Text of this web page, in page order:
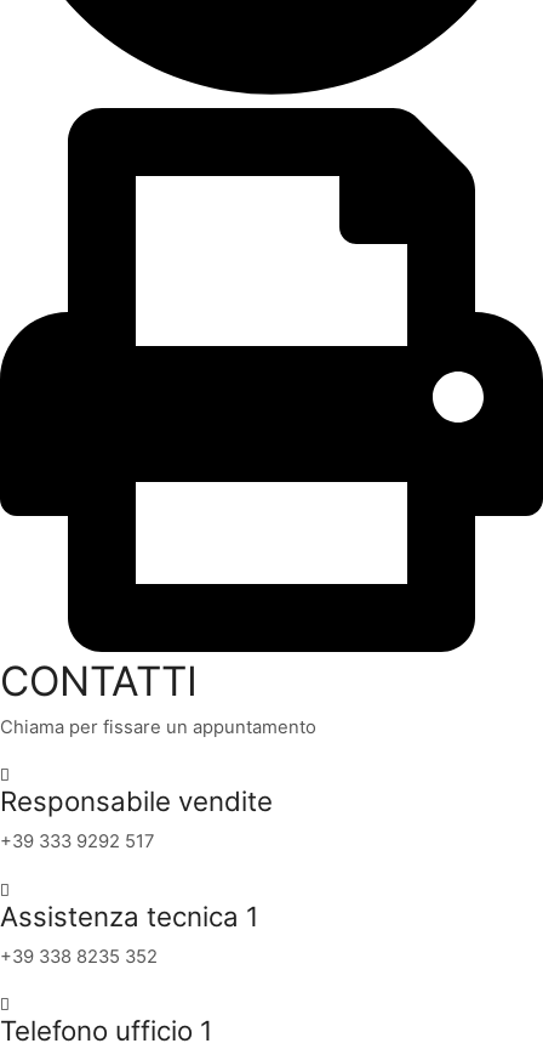
CONTATTI
Chiama per fissare un appuntamento
Responsabile vendite
+39 333 9292 517
Assistenza tecnica 1
+39 338 8235 352
Telefono ufficio 1